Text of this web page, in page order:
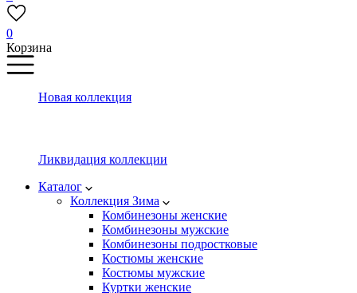
0
Корзина
Новая коллекция
Ликвидация коллекции
Каталог
Коллекция Зима
Комбинезоны женские
Комбинезоны мужские
Комбинезоны подростковые
Костюмы женские
Костюмы мужские
Куртки женские